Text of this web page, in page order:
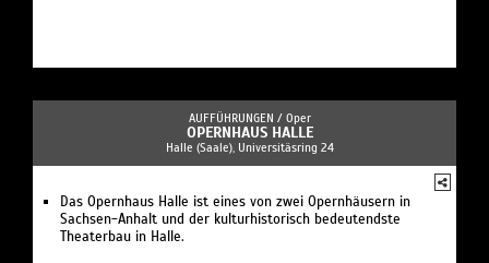
AUFFÜHRUNGEN / Oper
OPERNHAUS HALLE
Halle (Saale), Universitäsring 24
Das Opernhaus Halle ist eines von zwei Opernhäusern in
Sachsen-Anhalt und der kulturhistorisch bedeutendste
Theaterbau in Halle.